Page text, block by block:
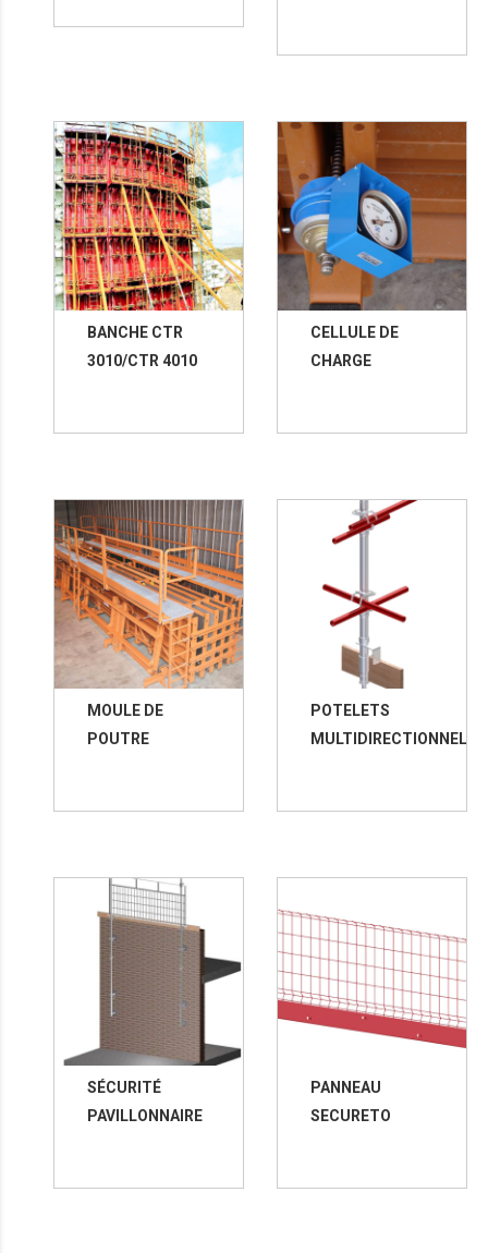
BANCHE CTR
3010/CTR 4010
CELLULE DE
CHARGE
MOULE DE
POUTRE
POTELETS
MULTIDIRECTIONNELS
SÉCURITÉ
PAVILLONNAIRE
PANNEAU
SECURETO